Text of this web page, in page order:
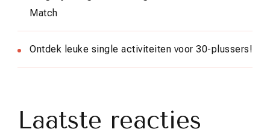
Match
Ontdek leuke single activiteiten voor 30-plussers!
Laatste reacties